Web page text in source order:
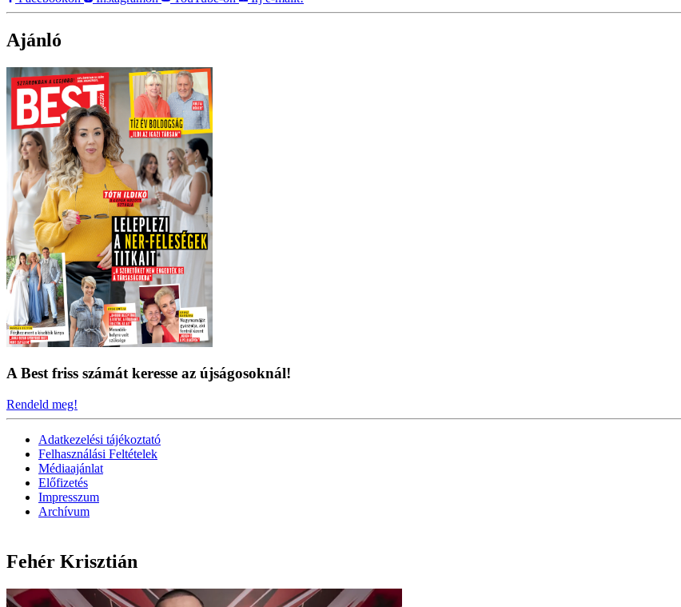
Ajánló
A Best friss számát keresse az újságosoknál!
Rendeld meg!
Adatkezelési tájékoztató
Felhasználási Feltételek
Médiaajánlat
Előfizetés
Impresszum
Archívum
Fehér Krisztián